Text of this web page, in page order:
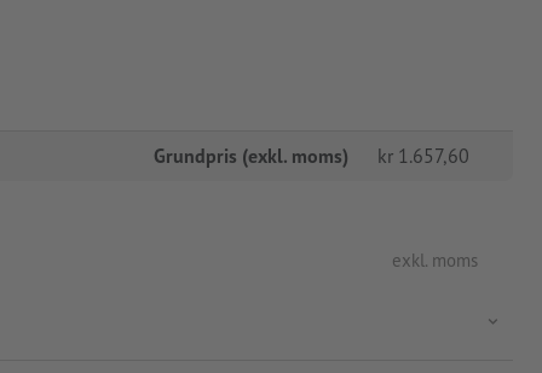
Grundpris (exkl. moms) kr 1.657,60
exkl. moms